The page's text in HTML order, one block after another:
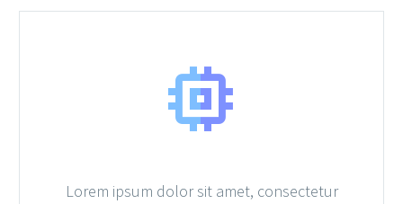


Lorem ipsum dolor sit amet, consectetur